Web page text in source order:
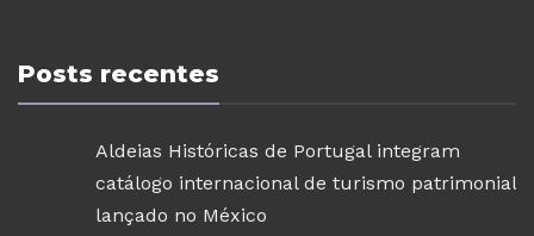
Posts recentes
Aldeias Históricas de Portugal integram
catálogo internacional de turismo patrimonial
lançado no México